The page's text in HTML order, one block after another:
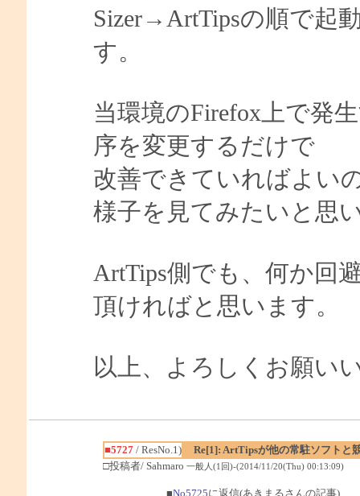
Sizer→ArtTipsの順で起
す。
当環境のFirefox上で発
序を変更するだけで
改善できていればよい
様子を見てみたいと思
ArtTips側でも、何か回
頂ければと思います。
以上、よろしくお願い
■5727/ ResNo.1)
Re[1]: ArtTipsが他の常駐ソフトと
□投稿者/ Sahmaro 一般人(1回)-(2014/11/20(Thu) 00:13:09)
■No5725に返信(あきまるさんの記事)